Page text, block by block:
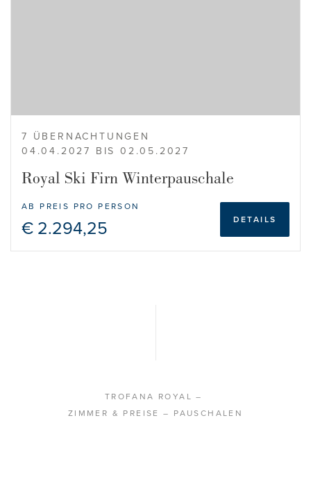
7 ÜBERNACHTUNGEN
04.04.2027 BIS 02.05.2027
Royal Ski Firn Winterpauschale
AB PREIS PRO PERSON
€ 2.294,25 DETAILS
TROFANA ROYAL –
ZIMMER & PREISE – PAUSCHALEN